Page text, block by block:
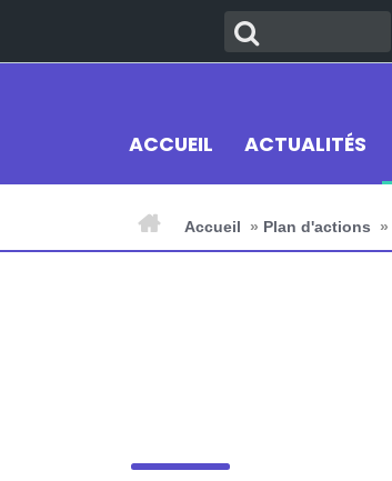
contenu
Recherche
ACCUEIL ACTUALITÉS
Accueil » Plan d'actions »